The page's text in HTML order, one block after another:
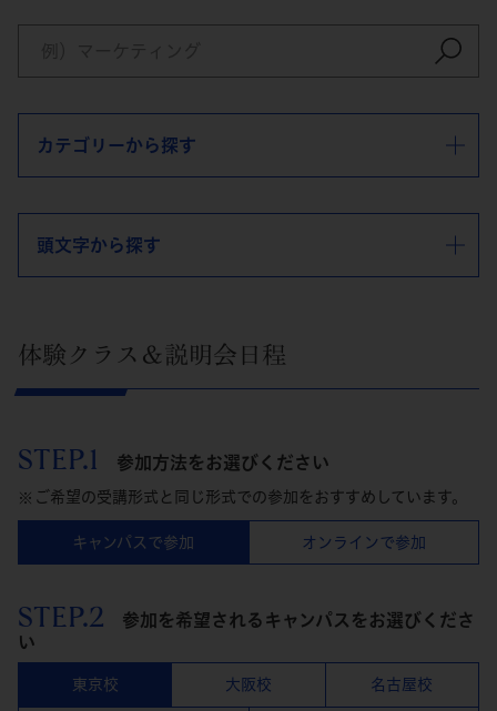
カテゴリーから探す
頭文字から探す
体験クラス＆説明会日程
STEP.1 参加方法をお選びください
ご希望の受講形式と同じ形式での参加をおすすめしています。
キャンパスで参加 オンラインで参加
STEP.2
参加を希望されるキャンパスをお選びくださ
い
東京校 大阪校 名古屋校